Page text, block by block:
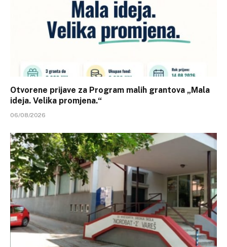
Otvorene prijave za Program malih grantova „Mala
ideja. Velika promjena.“
06/08/2026